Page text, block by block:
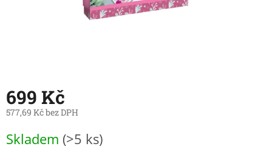
699 Kč
577,69 Kč bez DPH
cena:
Skladem (>5 ks)